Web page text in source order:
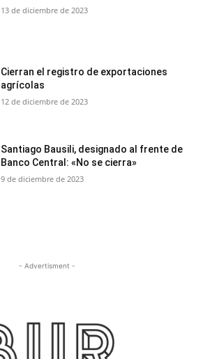
13 de diciembre de 2023
Cierran el registro de exportaciones
agrícolas
12 de diciembre de 2023
Santiago Bausili, designado al frente de
Banco Central: «No se cierra»
9 de diciembre de 2023
- Advertisment -